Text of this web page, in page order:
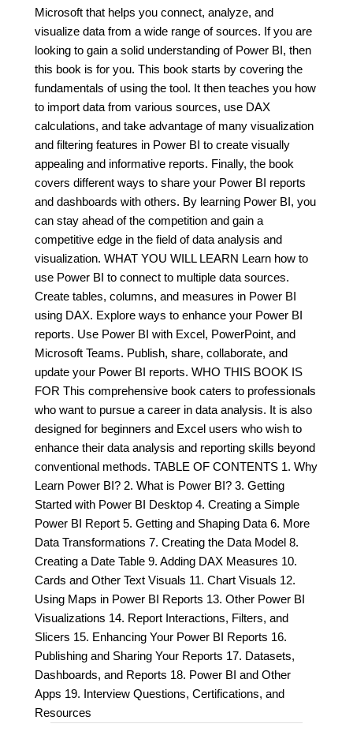
Microsoft that helps you connect, analyze, and
visualize data from a wide range of sources. If you are
looking to gain a solid understanding of Power BI, then
this book is for you. This book starts by covering the
fundamentals of using the tool. It then teaches you how
to import data from various sources, use DAX
calculations, and take advantage of many visualization
and filtering features in Power BI to create visually
appealing and informative reports. Finally, the book
covers different ways to share your Power BI reports
and dashboards with others. By learning Power BI, you
can stay ahead of the competition and gain a
competitive edge in the field of data analysis and
visualization. WHAT YOU WILL LEARN Learn how to
use Power BI to connect to multiple data sources.
Create tables, columns, and measures in Power BI
using DAX. Explore ways to enhance your Power BI
reports. Use Power BI with Excel, PowerPoint, and
Microsoft Teams. Publish, share, collaborate, and
update your Power BI reports. WHO THIS BOOK IS
FOR This comprehensive book caters to professionals
who want to pursue a career in data analysis. It is also
designed for beginners and Excel users who wish to
enhance their data analysis and reporting skills beyond
conventional methods. TABLE OF CONTENTS 1. Why
Learn Power BI? 2. What is Power BI? 3. Getting
Started with Power BI Desktop 4. Creating a Simple
Power BI Report 5. Getting and Shaping Data 6. More
Data Transformations 7. Creating the Data Model 8.
Creating a Date Table 9. Adding DAX Measures 10.
Cards and Other Text Visuals 11. Chart Visuals 12.
Using Maps in Power BI Reports 13. Other Power BI
Visualizations 14. Report Interactions, Filters, and
Slicers 15. Enhancing Your Power BI Reports 16.
Publishing and Sharing Your Reports 17. Datasets,
Dashboards, and Reports 18. Power BI and Other
Apps 19. Interview Questions, Certifications, and
Resources